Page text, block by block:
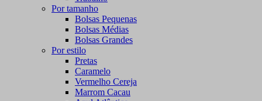
Por tamanho
Bolsas Pequenas
Bolsas Médias
Bolsas Grandes
Por estilo
Pretas
Caramelo
Vermelho Cereja
Marrom Cacau